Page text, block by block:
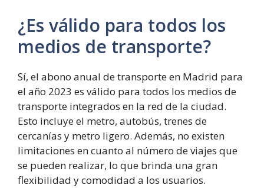
¿Es válido para todos los
medios de transporte?
Sí, el abono anual de transporte en Madrid para
el año 2023 es válido para todos los medios de
transporte integrados en la red de la ciudad.
Esto incluye el metro, autobús, trenes de
cercanías y metro ligero. Además, no existen
limitaciones en cuanto al número de viajes que
se pueden realizar, lo que brinda una gran
flexibilidad y comodidad a los usuarios.